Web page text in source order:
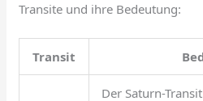
Transite und ihre Bedeutung:
Transit
Der Saturn-